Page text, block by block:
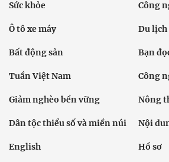
Sức khỏe Công
Ô tô xe máy Du lịch
Bất động sản Bạn
Tuần Việt Nam Công
Giảm nghèo bền vững Nông
Dân tộc thiểu số và miền núi Nội
English Hồ sơ